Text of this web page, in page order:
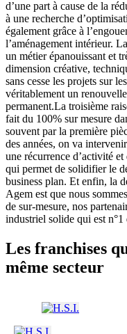
d’une part à cause de la
à une recherche
également grâce à
l’aménagement intérieur.
un métier épanouissant et
dimension créative,
sans cesse les projets sur
véritablement un
permanent.La troisième
fait du 100% sur mesure
souvent par la première
des années, on va
une récurrence d’activité
qui permet de solidifier le
business plan. Et enfin, la
Agem est que nous
de sur-mesure, nos
industriel solide qui est n°1
Les franchises
même secteur